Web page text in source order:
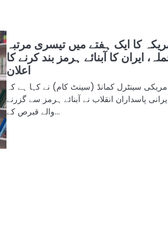
کا ایک ہفتے میں تیسری مرتبہ
ایران کا آبنائے ہرمز بند کرنے کا
اعلان
سینٹرل کمانڈ (سینٹ کام) نے کہا ہے کہ
پاسداران انقلاب نے آبنائے ہرمز سے گزرنے
والے قبرص کے…